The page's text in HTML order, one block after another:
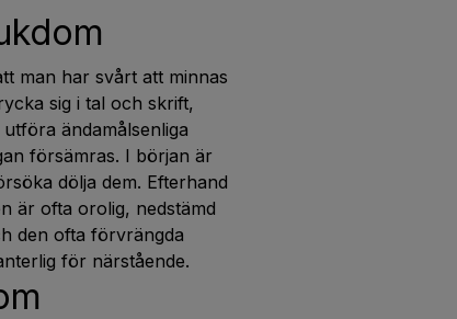
man har svårt att minnas
sig i tal och skrift,
ändamålsenliga
försämras. I början är
dölja dem. Efterhand
är ofta orolig, nedstämd
den ofta förvrängda
för närstående.